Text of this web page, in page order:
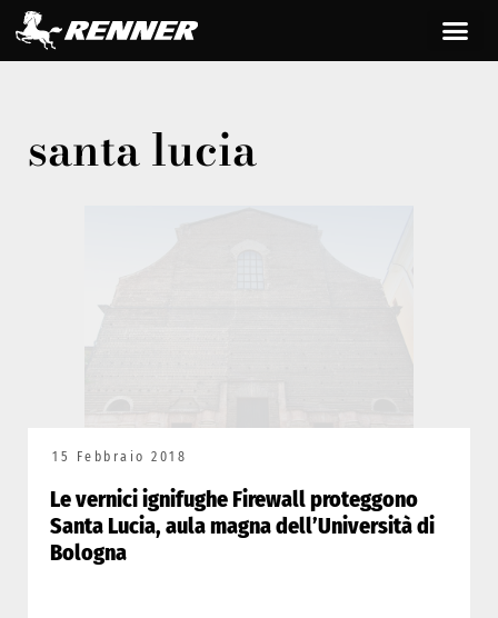
santa lucia
15 Febbraio 2018
Le vernici ignifughe Firewall proteggono
Santa Lucia, aula magna dell’Università di
Bologna